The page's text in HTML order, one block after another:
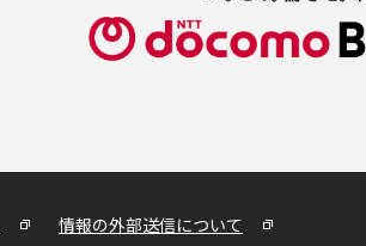
情報の外部送信について